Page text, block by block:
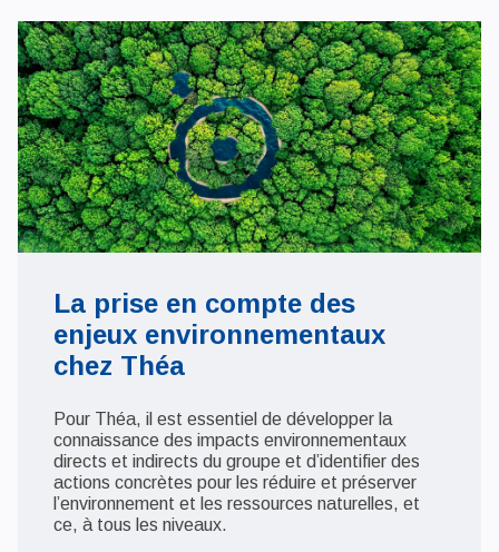
La prise en compte des
enjeux environnementaux
chez Théa
Pour Théa, il est essentiel de développer la
connaissance des impacts environnementaux
directs et indirects du groupe et d’identifier des
actions concrètes pour les réduire et préserver
l’environnement et les ressources naturelles, et
ce, à tous les niveaux.